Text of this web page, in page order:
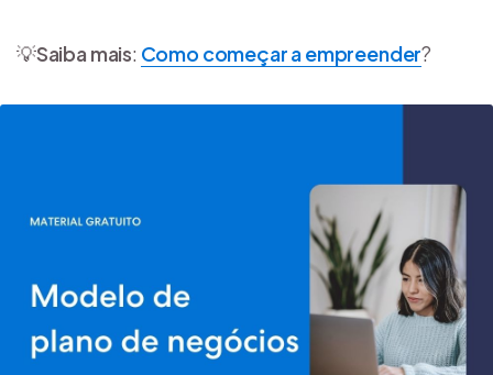
💡Saiba mais: Como começar a empreender?